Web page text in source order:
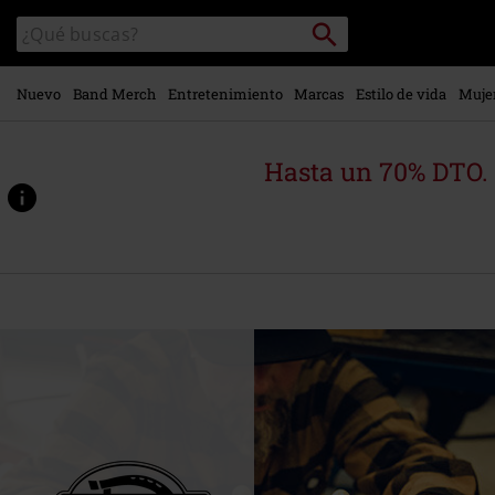
contenido
principal
Buscar
en
el
catálogo
Buscar
Nuevo Band Merch Entretenimiento Marcas Estilo de vida
Hasta un 70%